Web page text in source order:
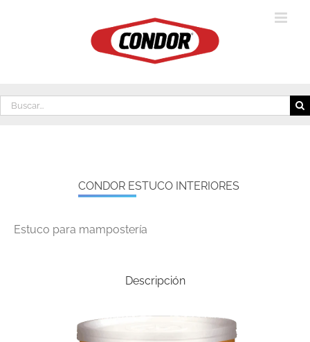
Buscar:
CONDOR ESTUCO INTERIORES
Estuco para mampostería
Descripción